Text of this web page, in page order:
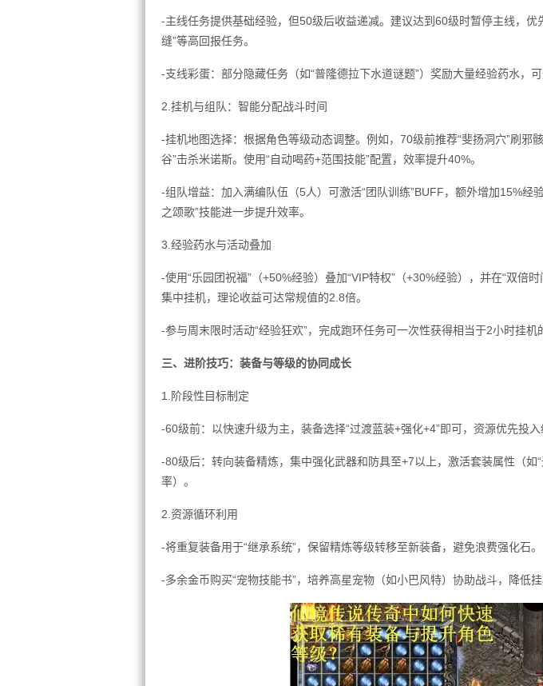
-主线任务提供基础经验，但50级后收益递减。建议达到60级时暂停主线，优
缝”等高回报任务。
-支线彩蛋：部分隐藏任务（如“普隆德拉下水道谜题”）奖励大量经验药水，可
2.挂机与组队：智能分配战斗时间
-挂机地图选择：根据角色等级动态调整。例如，70级前推荐“斐扬洞穴”刷邪
谷”击杀米诺斯。使用“自动喝药+范围技能”配置，效率提升40%。
-组队增益：加入满编队伍（5人）可激活“团队训练”BUFF，额外增加15%经
之颂歌”技能进一步提升效率。
3.经验药水与活动叠加
-使用“乐园团祝福”（+50%经验）叠加“VIP特权”（+30%经验），并在“双倍时
集中挂机，理论收益可达常规值的2.8倍。
-参与周末限时活动“经验狂欢”，完成跑环任务可一次性获得相当于2小时挂机
三、进阶技巧：装备与等级的协同成长
1.阶段性目标制定
-60级前：以快速升级为主，装备选择“过渡蓝装+强化+4”即可，资源优先投入
-80级后：转向装备精炼，集中强化武器和防具至+7以上，激活套装属性（如
率）。
2.资源循环利用
-将重复装备用于“继承系统”，保留精炼等级转移至新装备，避免浪费强化石。
-多余金币购买“宠物技能书”，培养高星宠物（如小巴风特）协助战斗，降低挂